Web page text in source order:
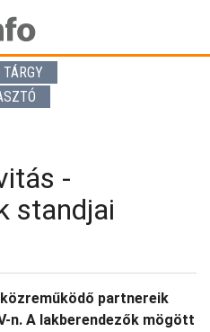
-
standjai
partnereik
n. A lakberendezők mögött